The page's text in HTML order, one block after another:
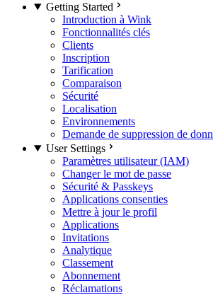
Getting Started
Introduction à Wink
Fonctionnalités clés
Clients
Inscription
Tarification
Comparaison
Sécurité
Localisation
Environnements
Demande de suppression de
User Settings
Paramètres utilisateur (IAM)
Changer le mot de passe
Sécurité & Passkeys
Applications consenties
Mettre à jour le profil
Applications
Invitations
Analytique
Classement
Abonnement
Réclamations